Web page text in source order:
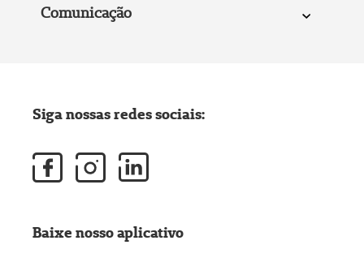
Comunicação
Siga nossas redes sociais:
Baixe nosso aplicativo